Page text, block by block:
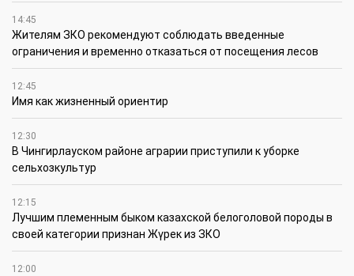
14:45
Жителям ЗКО рекомендуют соблюдать введенные
ограничения и временно отказаться от посещения лесов
12:45
Имя как жизненный ориентир
12:30
В Чингирлауском районе аграрии приступили к уборке
сельхозкультур
12:15
Лучшим племенным быком казахской белоголовой породы в
своей категории признан Жүрек из ЗКО
12:00